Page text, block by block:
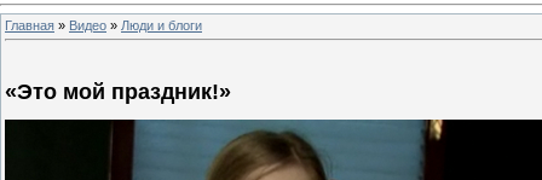
Главная » Видео » Люди и блоги
«Это мой праздник!»